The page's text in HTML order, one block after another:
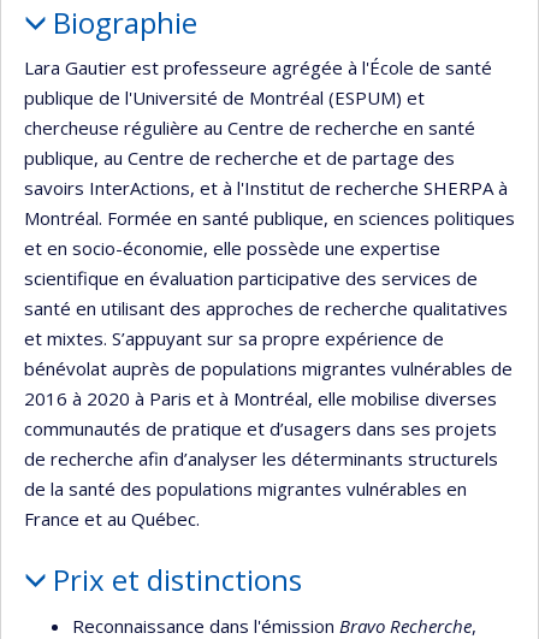
Biographie
Lara Gautier est professeure agrégée à l'École de santé
publique de l'Université de Montréal (ESPUM) et
chercheuse régulière au Centre de recherche en santé
publique, au Centre de recherche et de partage des
savoirs InterActions, et à l'Institut de recherche SHERPA à
Montréal. Formée en santé publique, en sciences politiques
et en socio-économie, elle possède une expertise
scientifique en évaluation participative des services de
santé en utilisant des approches de recherche qualitatives
et mixtes. S’appuyant sur sa propre expérience de
bénévolat auprès de populations migrantes vulnérables de
2016 à 2020 à Paris et à Montréal, elle mobilise diverses
communautés de pratique et d’usagers dans ses projets
de recherche afin d’analyser les déterminants structurels
de la santé des populations migrantes vulnérables en
France et au Québec.
Prix et distinctions
Reconnaissance dans l'émission Bravo Recherche,